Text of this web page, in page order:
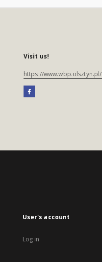
Visit us!
https://www.wbp.olsztyn.pl/
User's account
Log in